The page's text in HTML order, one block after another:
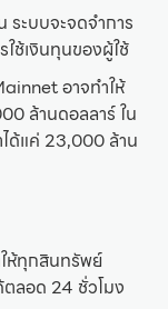
ะบบจะจดจำการ
ช้เงินทุนของผู้ใช้
อาจทำให้
ล้านดอลลาร์ ใน
ด้แค่ 23,000 ล้าน
ห้ทุกสินทรัพย์
ตลอด 24 ชั่วโมง